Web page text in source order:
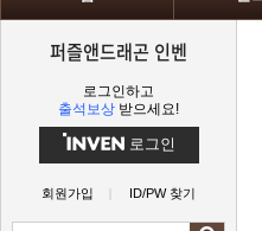
퍼즐앤드래곤 인벤
로그인하고
출석보상 받으세요!
로그인
회원가입 ID/PW 찾기